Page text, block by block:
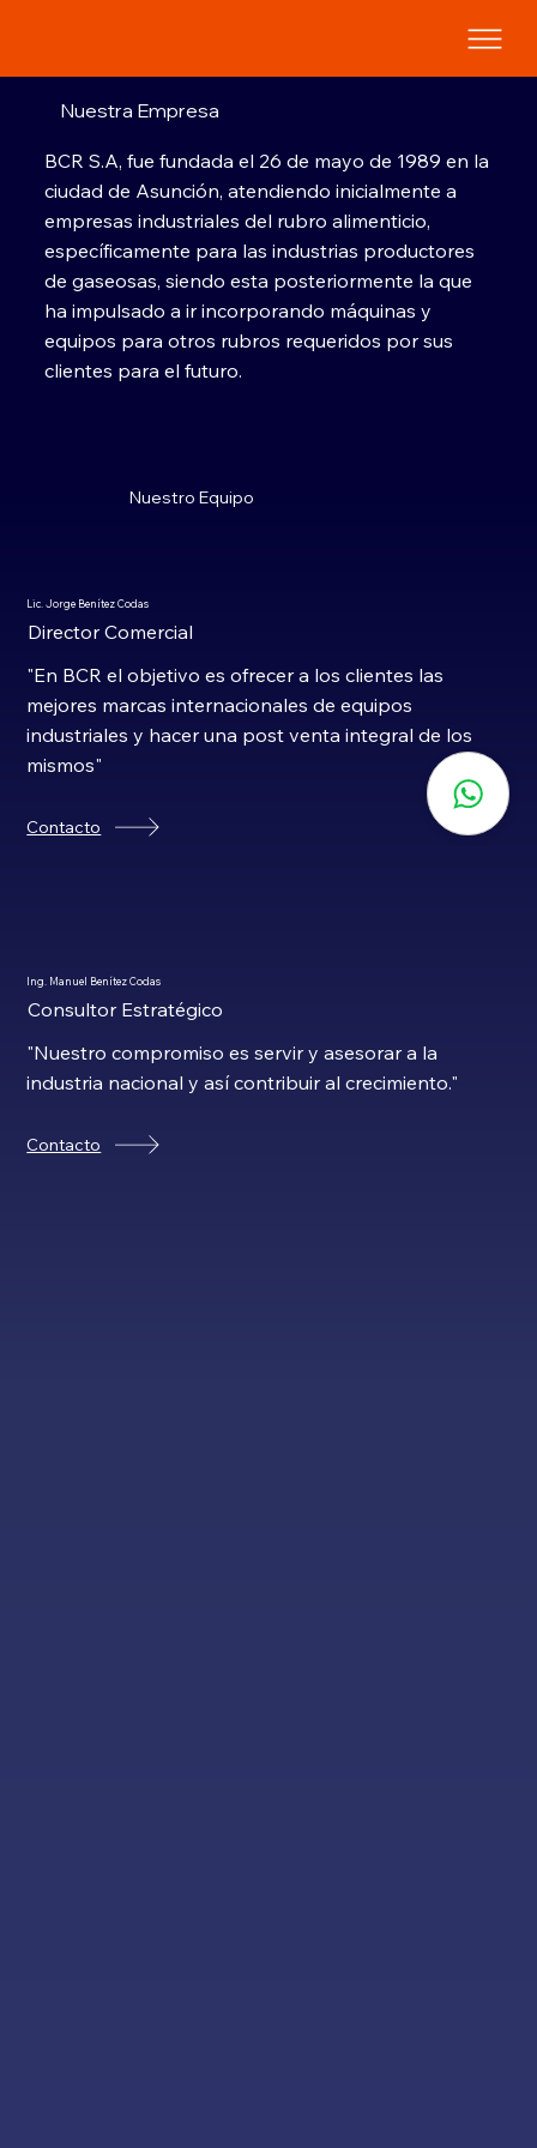
Nuestra Empresa
BCR S.A, fue fundada el 26 de mayo de 1989 en la
ciudad de Asunción, atendiendo inicialmente a
empresas industriales del rubro alimenticio,
específicamente para las industrias productores
de gaseosas, siendo esta posteriormente la que
ha impulsado a ir incorporando máquinas y
equipos para otros rubros requeridos por sus
clientes para el futuro.
Nuestro Equipo
Lic. Jorge Benítez Codas
Director Comercial
"En BCR el objetivo es ofrecer a los clientes las
mejores marcas internacionales de equipos
industriales y hacer una post venta integral de los
mismos"
Contacto
Ing. Manuel Benítez Codas
Consultor Estratégico
"Nuestro compromiso es servir y asesorar a la
industria nacional y así contribuir al crecimiento."
Contacto